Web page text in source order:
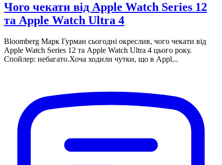
Чого чекати від Apple Watch Series 12
та Apple Watch Ultra 4
Bloomberg Марк Гурман сьогодні окреслив, чого чекати від
Apple Watch Series 12 та Apple Watch Ultra 4 цього року.
Спойлер: небагато.Хоча ходили чутки, що в Appl...